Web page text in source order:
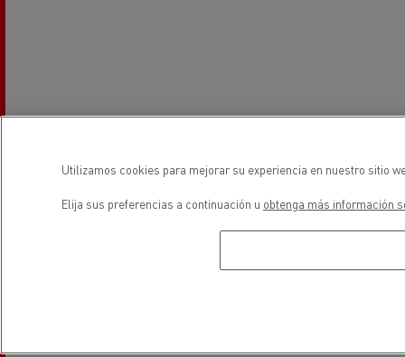
Utilizamos cookies para mejorar su experiencia en nuestro sitio
Elija sus preferencias a continuación u obtenga más información